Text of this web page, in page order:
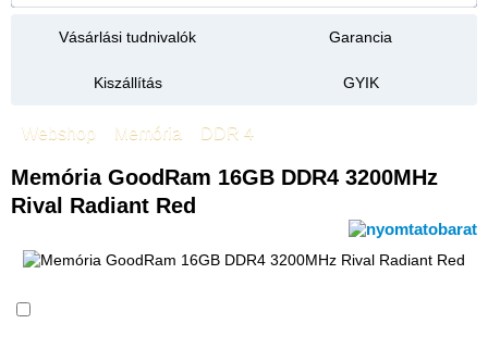
Vásárlási tudnivalók Garancia
Kiszállítás GYIK
Webshop Memória DDR 4
Memória GoodRam 16GB DDR4 3200MHz
Rival Radiant Red